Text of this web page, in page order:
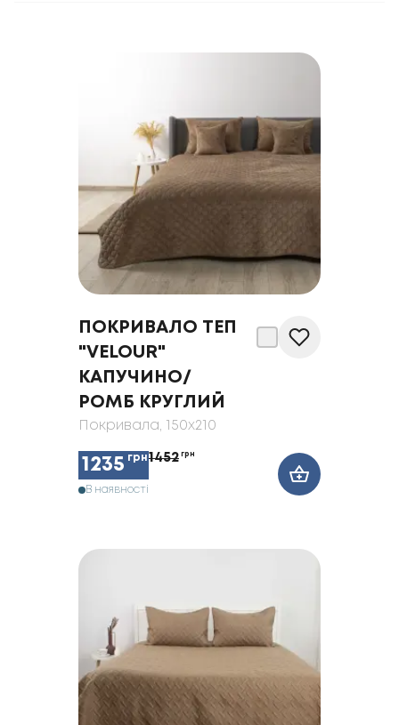
ПОКРИВАЛО ТЕП
"VELOUR"
КАПУЧИНО/
РОМБ КРУГЛИЙ
Покривала, 150x210
1235 грн1452 грн
В наявності